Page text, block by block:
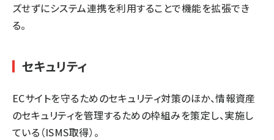
ズせずにシステム連携を利用することで機能を拡張でき
る。
セキュリティ
ECサイトを守るためのセキュリティ対策のほか、情報資産
のセキュリティを管理するための枠組みを策定し、実施し
ている（ISMS取得）。